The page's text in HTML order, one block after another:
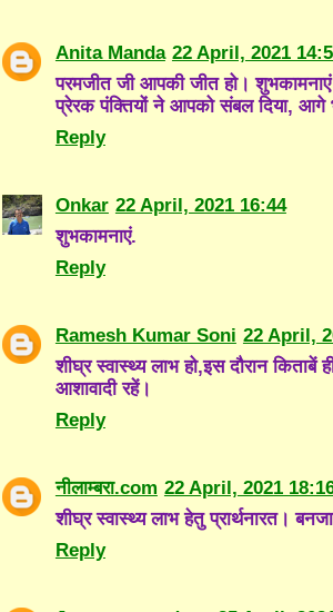
Anita Manda 22 April, 2021
परमजीत जी आपकी जीत हो।
प्रेरक पंक्तियों ने आपको संबल दिया, आगे
Reply
Onkar 22 April, 2021 16:44
शुभकामनाएं.
Reply
Ramesh Kumar Soni 22 April,
शीघ्र स्वास्थ्य लाभ हो,इस दौरान
आशावादी रहें।
Reply
नीलाम्बरा.com 22 April, 2021
शीघ्र स्वास्थ्य लाभ हेतु प्रार्थनारत।
Reply